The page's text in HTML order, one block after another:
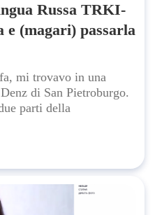
Russa TRKI-
(magari) passarla
mi trovavo in una
di San Pietroburgo.
parti della